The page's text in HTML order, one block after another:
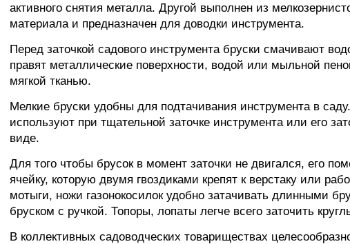
активного снятия металла. Другой выполнен из
материала и предназначен для доводки инструмента.
Перед заточкой садового инструмента бруски смачивают
правят металлические поверхности, водой или мыльной
мягкой тканью.
Мелкие бруски удобны для подтачивания инструмента в
используют при тщательной заточке инструмента или его
виде.
Для того чтобы брусок в момент заточки не двигался, его
ячейку, которую двумя гвоздиками крепят к верстаку или
мотыги, ножи газонокосилок удобно затачивать длинными
бруском с ручкой. Топоры, лопаты легче всего заточить
В коллективных садоводческих товариществах